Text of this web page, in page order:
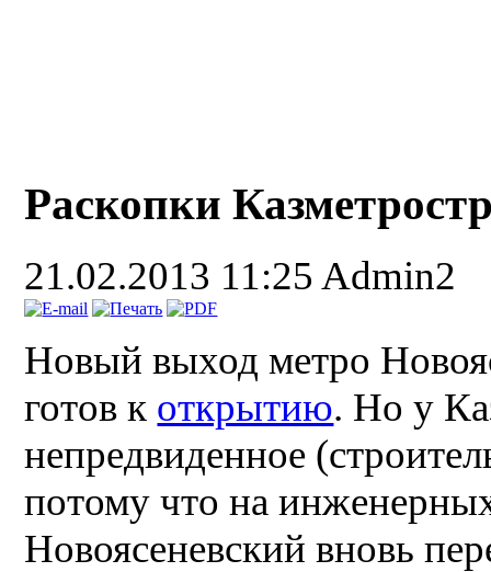
Раскопки
21.02.2013 11:25 Admin2
Новый выход метро
готов к открытию. Но у
непредвиденное
потому что на
Новоясеневский вновь